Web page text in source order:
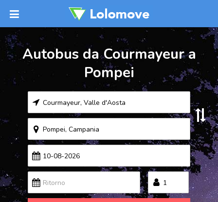
Autobus da Courmayeur a
Pompei